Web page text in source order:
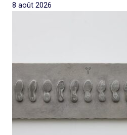
8 août 2026